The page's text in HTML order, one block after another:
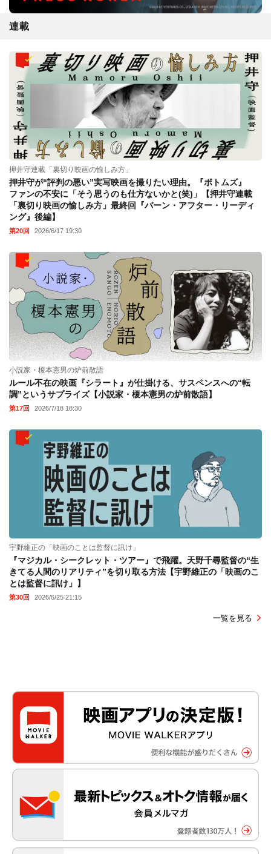
連載
押井守連載「裏切り映画の愉しみ方」
押井守が“評判の悪い”実写映画を撮りたい理由。『ボトムズ』
ファンの不安に「そう思うのも仕方ないかと(笑)」【押井守連載
「裏切り映画の愉しみ方」最終回『バーン・アフター・リーディ
ング』後編】
第20回 2026/6/17 19:30
小説家・榎本憲男の炉前散語
ルール不在の映画『シラート』が仕掛ける、サスペンスへの“転
調”というサプライズ【小説家・榎本憲男の炉前散語】
第17回 2026/7/18 18:30
宇野維正の「映画のことは監督に訊け」
『マジカル・シークレット・ツアー』で飛躍。天野千尋監督の“生
きてる人間のリアリティ”を切り取る方法【宇野維正の「映画のこ
とは監督に訊け」】
第30回 2026/6/25 21:15
一覧を見る